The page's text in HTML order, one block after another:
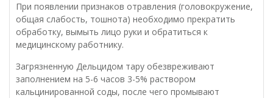
При появлении признаков отравления (головокружение,
общая слабость, тошнота) необходимо прекратить
обработку, вымыть лицо руки и обратиться к
медицинскому работнику.
Загрязненную Дельцидом тару обезвреживают
заполнением на 5-6 часов 3-5% раствором
кальцинированной соды, после чего промывают